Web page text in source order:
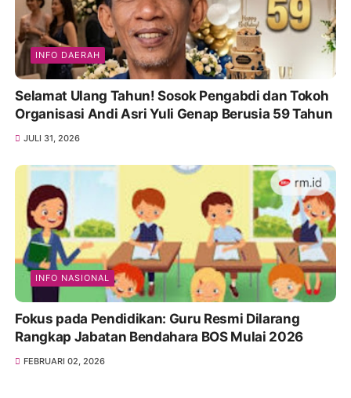
INFO DAERAH
Selamat Ulang Tahun! Sosok Pengabdi dan Tokoh
Organisasi Andi Asri Yuli Genap Berusia 59 Tahun
JULI 31, 2026
INFO NASIONAL
Fokus pada Pendidikan: Guru Resmi Dilarang
Rangkap Jabatan Bendahara BOS Mulai 2026
FEBRUARI 02, 2026